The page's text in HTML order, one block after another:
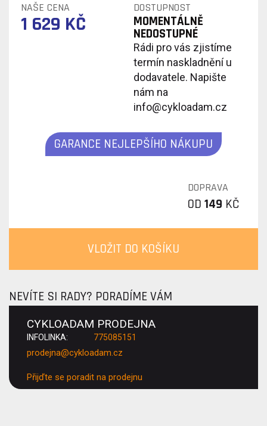
NAŠE CENA DOSTUPNOST
1 629 KČ MOMENTÁLNĚ
NEDOSTUPNÉ
Rádi pro vás zjistíme
termín naskladnění u
dodavatele. Napište
nám na
info@cykloadam.cz
GARANCE NEJLEPŠÍHO NÁKUPU
DOPRAVA
OD 149 KČ
VLOŽIT DO KOŠÍKU
NEVÍTE SI RADY? PORADÍME VÁM
CYKLOADAM PRODEJNA
INFOLINKA: 775085151
prodejna@cykloadam.cz
Přijďte se poradit na prodejnu